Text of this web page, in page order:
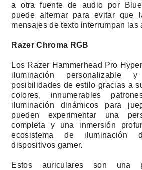
a otra fuente de audio por
puede alternar para evitar que
mensajes de texto interrumpan las
Razer Chroma RGB
Los Razer Hammerhead Pro
iluminación
posibilidades de estilo gracias a
colores, innumerables
iluminación dinámicos para
pueden experimentar una
completa y una inmersión
ecosistema de iluminación
dispositivos gamer.
Estos auriculares son una